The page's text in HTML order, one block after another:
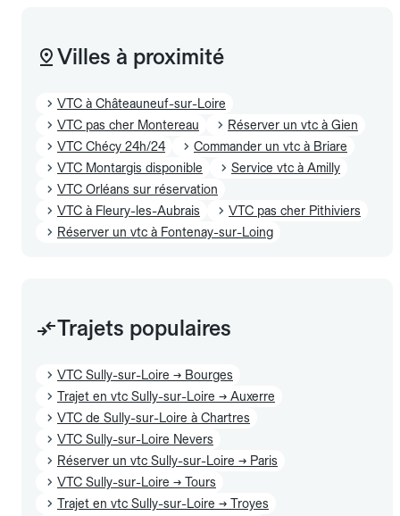
Villes à proximité
VTC à Châteauneuf-sur-Loire
VTC pas cher Montereau
Réserver un vtc à Gien
VTC Chécy 24h/24
Commander un vtc à Briare
VTC Montargis disponible
Service vtc à Amilly
VTC Orléans sur réservation
VTC à Fleury-les-Aubrais
VTC pas cher Pithiviers
Réserver un vtc à Fontenay-sur-Loing
Trajets populaires
VTC Sully-sur-Loire → Bourges
Trajet en vtc Sully-sur-Loire → Auxerre
VTC de Sully-sur-Loire à Chartres
VTC Sully-sur-Loire Nevers
Réserver un vtc Sully-sur-Loire → Paris
VTC Sully-sur-Loire → Tours
Trajet en vtc Sully-sur-Loire → Troyes